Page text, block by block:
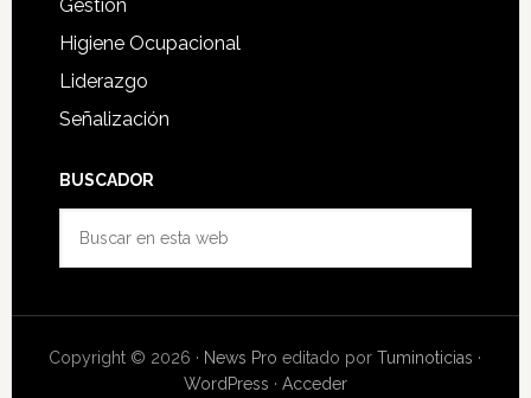
Gestión
Higiene Ocupacional
Liderazgo
Señalización
BUSCADOR
web
Copyright © 2026 · News Pro editado porTuminoticias ·
WordPress · Acceder